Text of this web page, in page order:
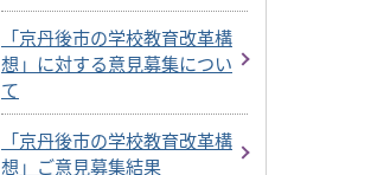
「京丹後市の学校教育改革構
想」に対する意見募集につい
て
「京丹後市の学校教育改革構
想」ご意見募集結果